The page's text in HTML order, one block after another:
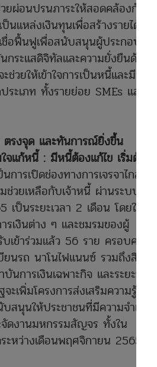
ยผ่อนปรนภาระให้สอดคล้องกับราย
แหล่งเงินทุนเพื่อสร้างรายได้เพิ่ม
อฟื้นฟูเพื่อสนับสนุนผู้ประกอบธุรกิจ
ะแสดิจิทัลและความยั่งยืนด้านสิ่ง
ช่วยให้เข้าใจการเป็นหนี้และมีการ
ะเภท ทั้งรายย่อย SMEs และ
ตรงจุด และทันการณ์ยิ่งขึ้น
แก้หนี้ : มีหนี้ต้องแก้ไข เริ่มต้นใหม่
รเปิดช่องทางการเจรจาไกล่เกลี่ย
วยเหลือกับเจ้าหนี้ ผ่านระบบ
ระยะเวลา 2 เดือน โดยในครั้ง
เงินต่าง ๆ และชมรมของผู้
ข้าร่วมแล้ว 56 ราย ครอบคลุมหนี้
นรถ นาโนไฟแนนซ์ รวมถึงสินเชื่อ
ารเงินเฉพาะกิจ และระยะที่สอง
เพิ่มโครงการส่งเสริมความรู้
สนุนให้ประชาชนที่มีความจำเป็น
จัดงานมหกรรมสัญจร ทั้งใน
หว่างเดือนพฤศจิกายน 2565 ถึง